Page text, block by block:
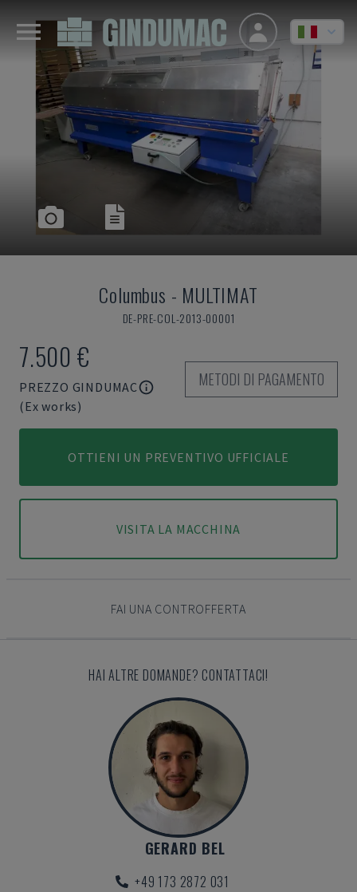
Columbus - MULTIMAT
DE-PRE-COL-2013-00001
7.500 €
PREZZO GINDUMAC
(Ex works)
METODI DI PAGAMENTO
OTTIENI UN PREVENTIVO UFFICIALE
VISITA LA MACCHINA
FAI UNA CONTROFFERTA
HAI ALTRE DOMANDE? CONTATTACI!
GERARD BEL
+49 173 2872 031